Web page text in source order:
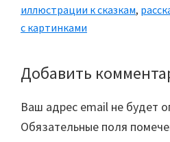
иллюстрации к сказкам,
с картинками
Reader
Interactions
Добавить
Ваш адрес email не будет
Обязательные поля